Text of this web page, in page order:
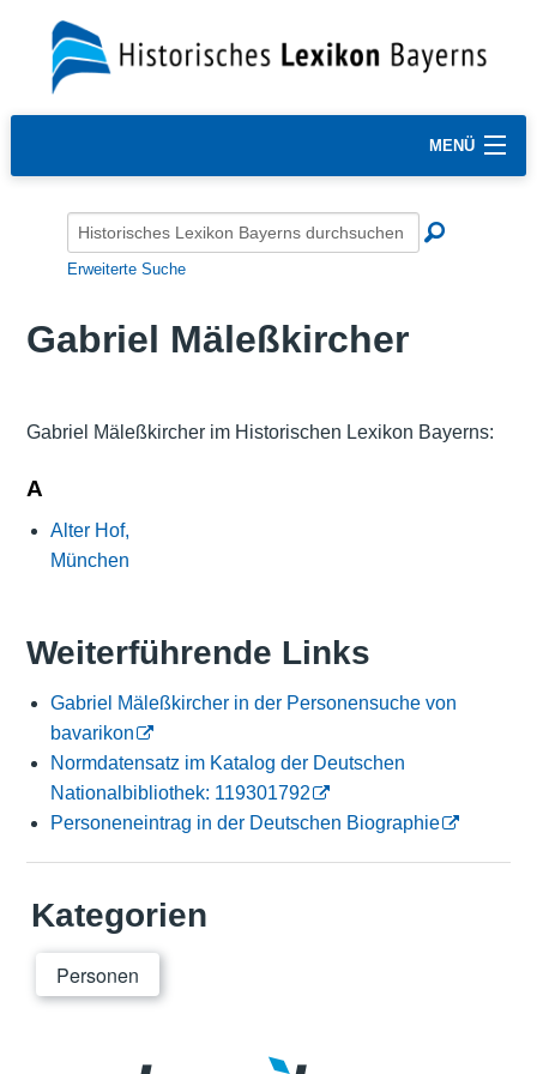
MENÜ
Erweiterte Suche
Gabriel Mäleßkircher
Gabriel Mäleßkircher im Historischen Lexikon Bayerns:
A
Alter Hof,
München
Weiterführende Links
Gabriel Mäleßkircher in der Personensuche von
bavarikon
Normdatensatz im Katalog der Deutschen
Nationalbibliothek: 119301792
Personeneintrag in der Deutschen Biographie
Kategorien
Personen